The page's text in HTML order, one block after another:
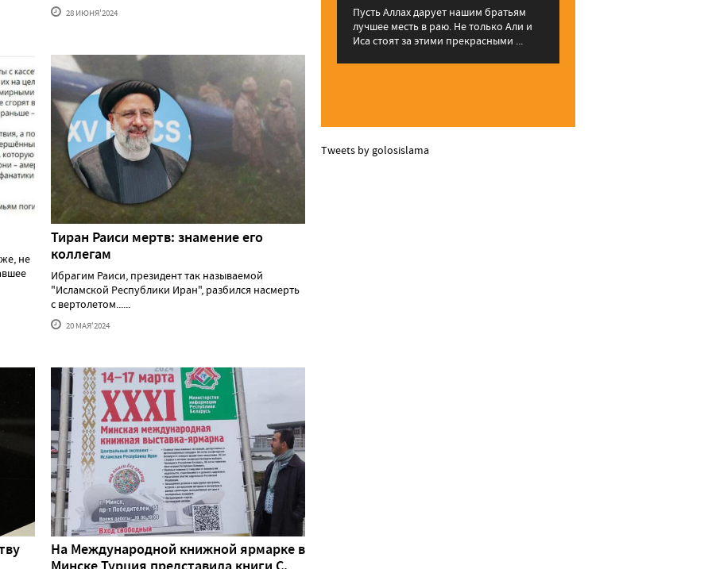
28 ИЮНЯ'2024
не
Тиран Раиси мертв: знамение его
коллегам
Ибрагим Раиси, президент так называемой
"Исламской Республики Иран", разбился насмерть
с вертолетом......
20 МАЯ'2024
На Международной книжной ярмарке в
Пусть Аллах дарует нашим братьям
лучшее месть в раю. Не только Али и
Иса стоят за этими прекрасными ...
Tweets by golosislama